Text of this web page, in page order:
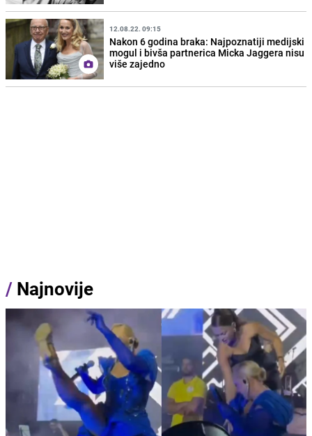
12.08.22. 09:15
Nakon 6 godina braka: Najpoznatiji medijski
mogul i bivša partnerica Micka Jaggera nisu
više zajedno
/ Najnovije